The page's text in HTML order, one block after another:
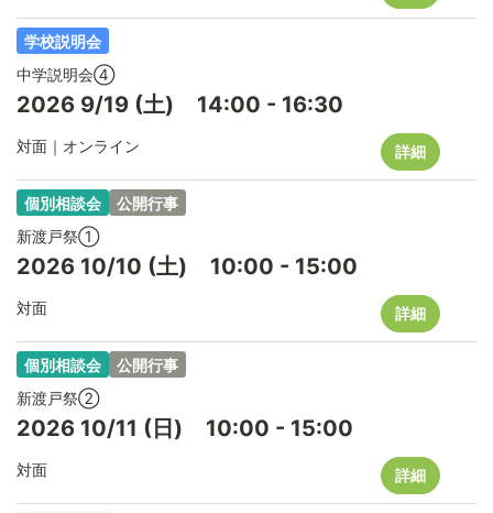
学校説明会
中学説明会④
2026 9/19 (土) 14:00 - 16:30
対面｜オンライン 詳細
個別相談会
公開行事
新渡戸祭①
2026 10/10 (土) 10:00 - 15:00
対面 詳細
個別相談会
公開行事
新渡戸祭②
2026 10/11 (日) 10:00 - 15:00
対面 詳細